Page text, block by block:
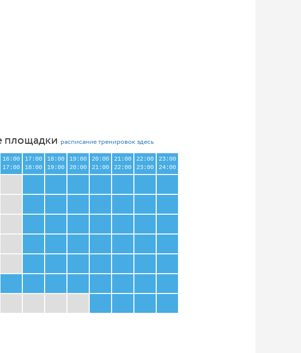
площадки расписание тренировок здесь
16:00
17:00
17:00
18:00
18:00
19:00
19:00
20:00
20:00
21:00
21:00
22:00
22:00
23:00
23:00
24:00